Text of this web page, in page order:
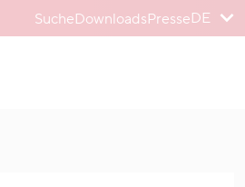
SucheDownloadsPresseDE